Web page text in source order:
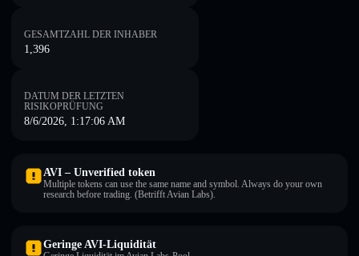
GESAMTZAHL DER INHABER
1,396
DATUM DER LETZTEN
RISIKOPRÜFUNG
8/6/2026, 1:17:06 AM
AVI – Unverified token
Multiple tokens can use the same name and symbol. Always do your own
research before trading. (Betrifft Avian Labs).
Geringe AVI-Liquidität